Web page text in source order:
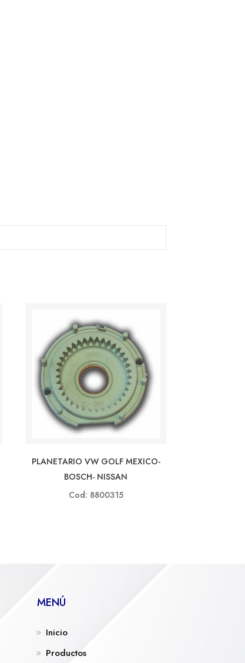
PLANETARIO VW GOLF MEXICO-
BOSCH- NISSAN
Cod: 8800315
MENÚ
Inicio
Productos